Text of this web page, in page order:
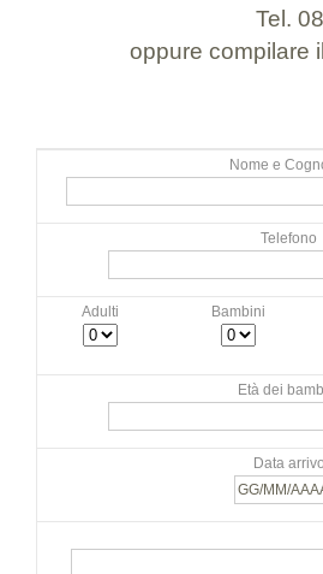
Tel.
oppure compilare
Nome e
Telefono
Adulti Bambini
Età dei
Data arrivo